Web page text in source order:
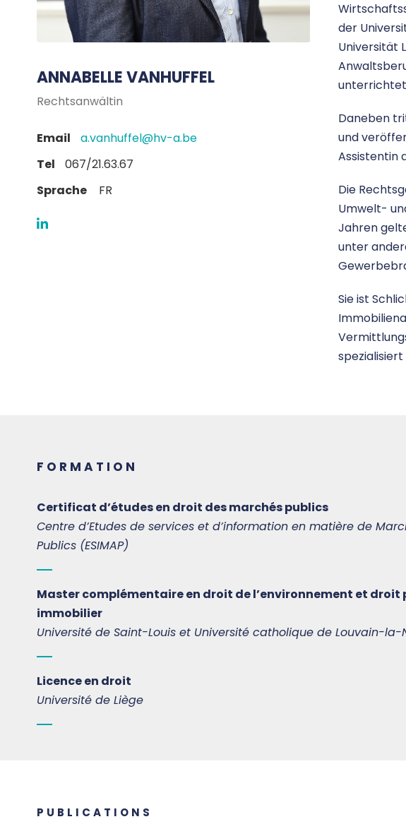
ANNABELLE VANHUFFEL
Rechtsanwältin
Email
a.vanhuffel@hv-a.be
Tel
067/21.63.67
Sprache
FR
der
Universität
Daneben
und
Assistentin
Die
Umwelt-
Jahren
unter
Sie ist
spezialisiert
FORMATION
Certificat d’études en droit des marchés publics
Centre d’Etudes de services et d’information en matière de
Publics (ESIMAP)
Master complémentaire en droit de l’environnement et droit
immobilier
Université de Saint-Louis et Université catholique de Louvain-la-
Licence en droit
Université de Liège
PUBLICATIONS